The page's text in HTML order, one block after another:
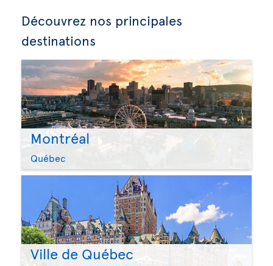
Découvrez nos principales
destinations
Montréal
Québec
Ville de Québec